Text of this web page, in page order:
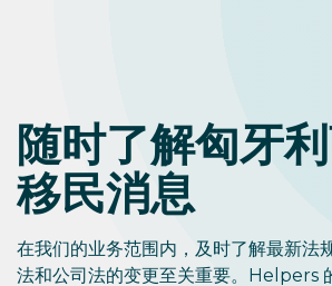
随时了解匈牙
移民消息
在我们的业务范围内，及时了解最新法
法和公司法的变更至关重要。Helpers